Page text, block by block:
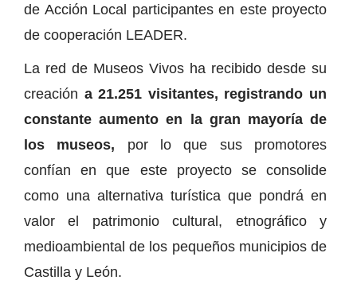
de Acción Local participantes en este proyecto
de cooperación LEADER.
La red de Museos Vivos ha recibido desde su
creación a 21.251 visitantes, registrando un
constante aumento en la gran mayoría de
los museos, por lo que sus promotores
confían en que este proyecto se consolide
como una alternativa turística que pondrá en
valor el patrimonio cultural, etnográfico y
medioambiental de los pequeños municipios de
Castilla y León.